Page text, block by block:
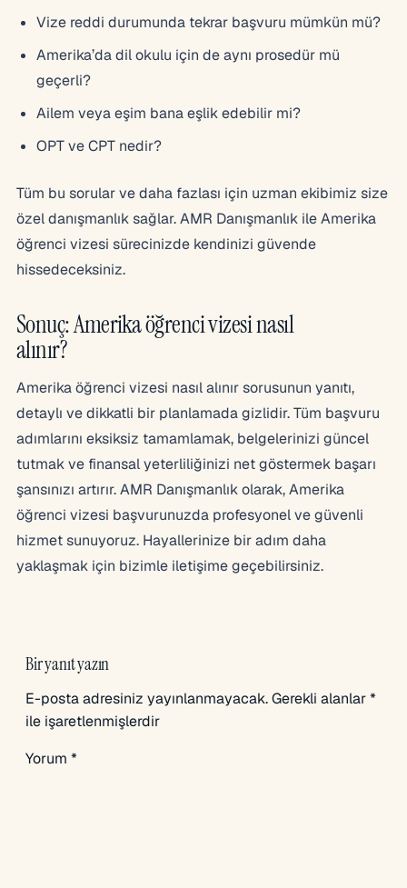
Vize reddi durumunda tekrar başvuru mümkün mü?
Amerika’da dil okulu için de aynı prosedür mü
geçerli?
Ailem veya eşim bana eşlik edebilir mi?
OPT ve CPT nedir?
Tüm bu sorular ve daha fazlası için uzman ekibimiz size
özel danışmanlık sağlar. AMR Danışmanlık ile Amerika
öğrenci vizesi sürecinizde kendinizi güvende
hissedeceksiniz.
Sonuç: Amerika öğrenci vizesi nasıl
alınır?
Amerika öğrenci vizesi nasıl alınır sorusunun yanıtı,
detaylı ve dikkatli bir planlamada gizlidir. Tüm başvuru
adımlarını eksiksiz tamamlamak, belgelerinizi güncel
tutmak ve finansal yeterliliğinizi net göstermek başarı
şansınızı artırır. AMR Danışmanlık olarak, Amerika
öğrenci vizesi başvurunuzda profesyonel ve güvenli
hizmet sunuyoruz. Hayallerinize bir adım daha
yaklaşmak için bizimle iletişime geçebilirsiniz.
Bir yanıt yazın
E-posta adresiniz yayınlanmayacak.Gerekli alanlar*
ile işaretlenmişlerdir
Yorum *